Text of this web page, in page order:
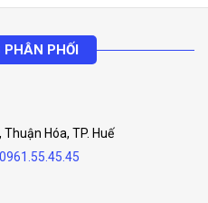
PHÂN PHỐI
Hóa, TP. Huế